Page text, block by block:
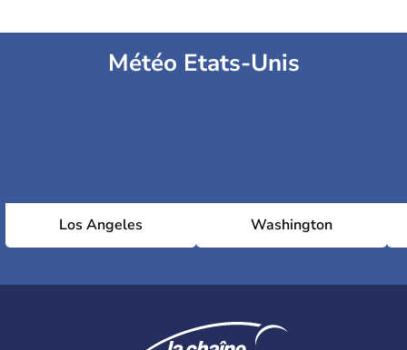
Météo Etats-Unis
Los Angeles Washington